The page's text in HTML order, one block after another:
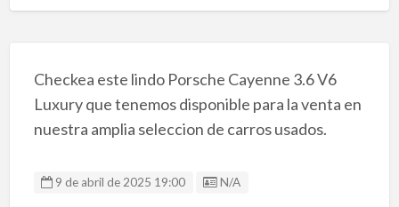
Checkea este lindo Porsche Cayenne 3.6 V6
Luxury que tenemos disponible para la venta en
nuestra amplia seleccion de carros usados.
9 de abril de 2025 19:00 Listing ID
N/A